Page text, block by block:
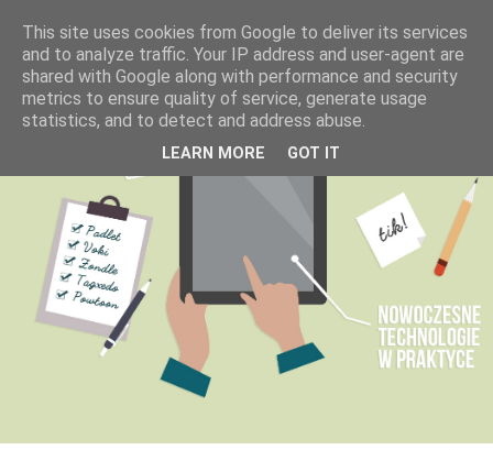
This site uses cookies from Google to deliver its services
and to analyze traffic. Your IP address and user-agent are
shared with Google along with performance and security
metrics to ensure quality of service, generate usage
statistics, and to detect and address abuse.
LEARN MORE GOT IT